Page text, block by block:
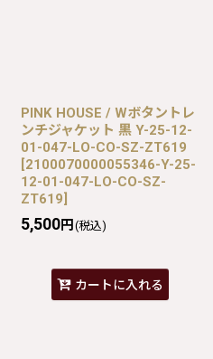
PINK HOUSE / Wボタントレ
ンチジャケット 黒 Y-25-12-
01-047-LO-CO-SZ-ZT619
[2100070000055346-Y-25-
12-01-047-LO-CO-SZ-
ZT619]
5,500円 (税込)
カートに入れる